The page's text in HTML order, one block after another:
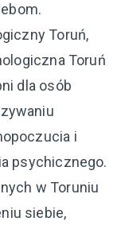
Toruń,
Toruń
dla osób
i
psychicznego.
w Toruniu
siebie,